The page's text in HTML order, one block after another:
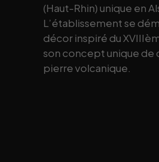
(Haut-Rhin) unique en
L’établissement se
décor inspiré du
son concept unique de
pierre volcanique.